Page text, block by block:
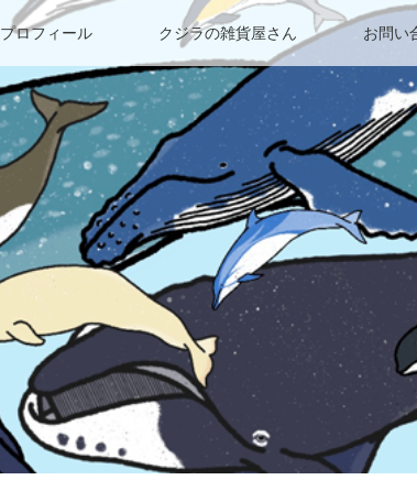
プロフィール クジラの雑貨屋さん お問い